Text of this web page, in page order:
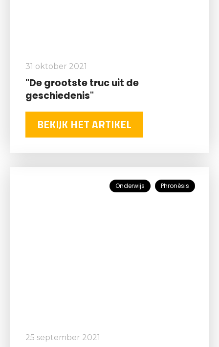
31 oktober 2021
"De grootste truc uit de
geschiedenis"
BEKIJK HET ARTIKEL
Onderwijs Phronèsis
25 september 2021